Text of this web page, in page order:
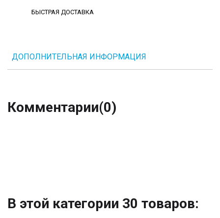
БЫСТРАЯ ДОСТАВКА
ДОПОЛНИТЕЛЬНАЯ ИНФОРМАЦИЯ
Комментарии(0)
В этой категории 30 товаров: